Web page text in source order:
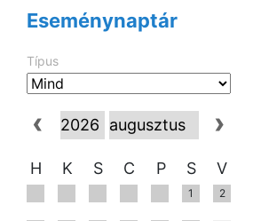
Eseménynaptár
Típus
H K S C P S V
1 2